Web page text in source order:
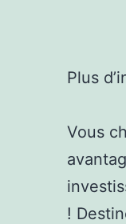
Plus
Vous
!